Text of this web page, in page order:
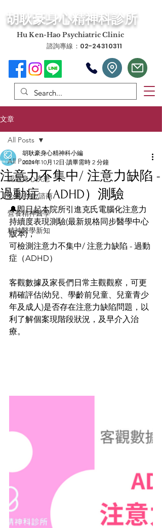
​胡耿豪身心精神科診所
​Hu Ken-Hao Psychiatric Clinic
諮詢專線：02-24310311
文章
All Posts
認識身心疾患
心理治療/諮商
營養精神醫學
精神醫學新知
All Posts
注意力不集中/ 注意力缺陷 -
過動症（ADHD）測驗
胡耿豪身心精神科小編
2024年10月12日 讀畢需時 2 分鐘
🔔即日起本院所引進克氏電腦化注意力
持續度表現測驗(最新規格同步醫學中心
版本)，
可檢測注意力不集中/ 注意力缺陷 - 過動
症（ADHD）
客觀數據及家長們日常主觀觀察，可更
精確評估(幼兒、學齡前兒童、兒童青少
年及成人)是否存在注意力缺陷問題，以
利了解個案現階段狀況，及早介入治
療。